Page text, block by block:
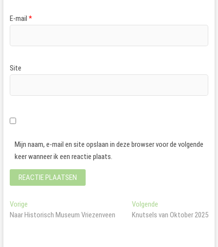
E-mail *
Site
Mijn naam, e-mail en site opslaan in deze browser voor de volgende
keer wanneer ik een reactie plaats.
Bericht
navigatie
VorigeVorig
bericht:
Naar Historisch Museum Vriezenveen
Volgende
bericht:
Knutsels van Oktober 2025